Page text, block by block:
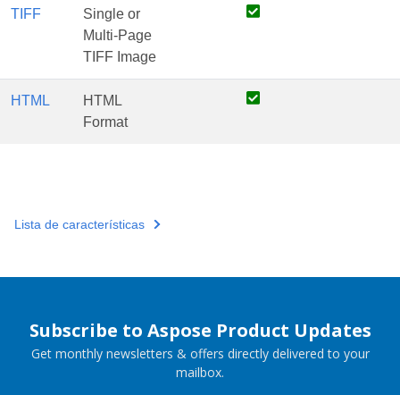
TIFF
Single or
Multi-Page
TIFF Image
HTML
HTML
Format
Lista de características
Subscribe to Aspose Product Updates
Get monthly newsletters & offers directly delivered to your
mailbox.